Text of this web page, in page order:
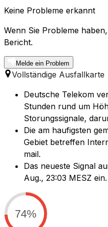
Keine Probleme erkannt
Wenn Sie Probleme
Bericht.
Melde ein Problem
Vollständige Ausfallkarte
Deutsche Telekom
Stunden rund um
Storungssignale,
Die am haufigsten
Gebiet betreffen
mail.
Das neueste Signal
Aug., 23:03 MESZ ein.
74%